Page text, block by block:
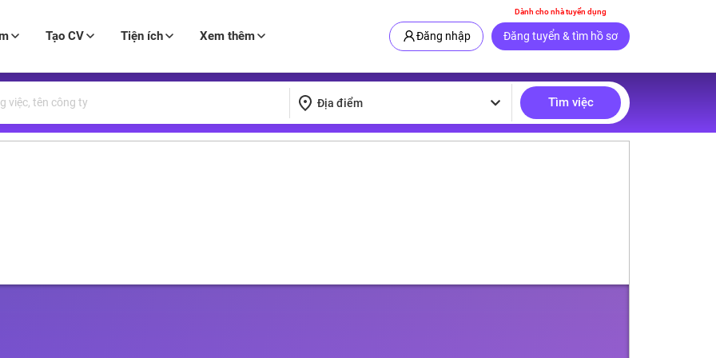
Dành cho nhà tuyển dụng
Tạo CV Tiện ích Xem thêm Đăng nhập Đăng tuyển & tìm hồ sơ
Địa điểm Tìm việc